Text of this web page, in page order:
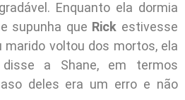
Enquanto ela dormia
supunha que Rick estivesse
voltou dos mortos, ela
a Shane, em termos
deles era um erro e não